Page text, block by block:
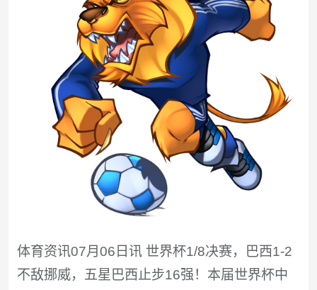
体育资讯07月06日讯 世界杯1/8决赛，巴西1-2
不敌挪威，五星巴西止步16强！本届世界杯中